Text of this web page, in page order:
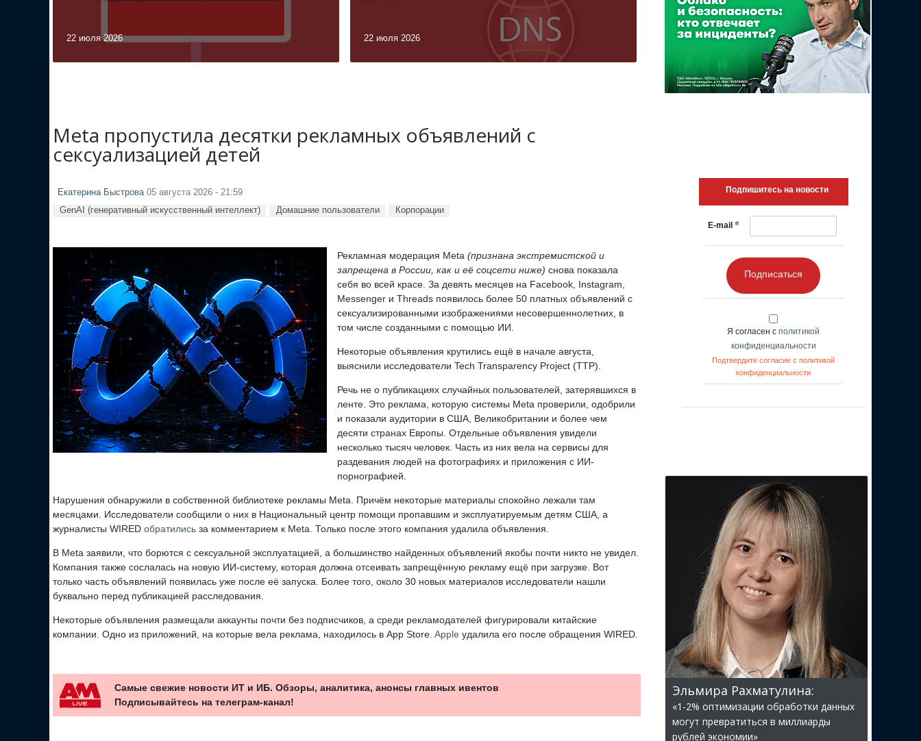
22 июля 2026 22 июля 2026
Meta пропустила десятки рекламных объявлений с
сексуализацией детей
Екатерина Быстрова 05 августа 2026 - 21:59
GenAI (генеративный искусственный интеллект) Домашние пользователи Корпорации
Рекламная модерация Meta (признана экстремистской и
запрещена в России, как и её соцсети ниже) снова показала
себя во всей красе. За девять месяцев на Facebook, Instagram,
Messenger и Threads появилось более 50 платных объявлений с
сексуализированными изображениями несовершеннолетних, в
том числе созданными с помощью ИИ.
Некоторые объявления крутились ещё в начале августа,
выяснили исследователи Tech Transparency Project (TTP).
Речь не о публикациях случайных пользователей, затерявшихся в
ленте. Это реклама, которую системы Meta проверили, одобрили
и показали аудитории в США, Великобритании и более чем
десяти странах Европы. Отдельные объявления увидели
несколько тысяч человек. Часть из них вела на сервисы для
раздевания людей на фотографиях и приложения с ИИ-
порнографией.
Нарушения обнаружили в собственной библиотеке рекламы Meta. Причём некоторые материалы спокойно лежали там
месяцами. Исследователи сообщили о них в Национальный центр помощи пропавшим и эксплуатируемым детям США, а
журналисты WIRED обратились за комментарием к Meta. Только после этого компания удалила объявления.
В Meta заявили, что борются с сексуальной эксплуатацией, а большинство найденных объявлений якобы почти никто не увидел.
Компания также сослалась на новую ИИ-систему, которая должна отсеивать запрещённую рекламу ещё при загрузке. Вот
только часть объявлений появилась уже после её запуска. Более того, около 30 новых материалов исследователи нашли
буквально перед публикацией расследования.
Некоторые объявления размещали аккаунты почти без подписчиков, а среди рекламодателей фигурировали китайские
компании. Одно из приложений, на которые вела реклама, находилось в App Store. Apple удалила его после обращения WIRED.
Самые свежие новости ИТ и ИБ. Обзоры, аналитика, анонсы главных ивентов
Подписывайтесь на телеграм-канал!
Подпишитесь на новости
E-mail *
Подписаться
Я согласен с политикой
конфиденциальности
Подтвердите согласие с политикой
конфиденциальности
Эльмира Рахматулина:
«1-2% оптимизации обработки данных
могут превратиться в миллиарды
рублей экономии»